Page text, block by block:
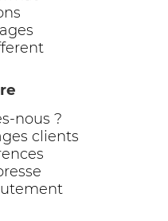
nous ?
clients